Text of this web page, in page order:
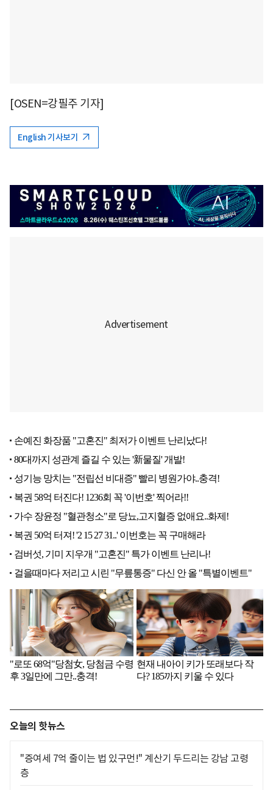
[OSEN=강필주 기자]
English 기사보기
오늘의 핫뉴스
"증여세 7억 줄이는 법 있구먼!" 계산기 두드리는 강남 고령
층